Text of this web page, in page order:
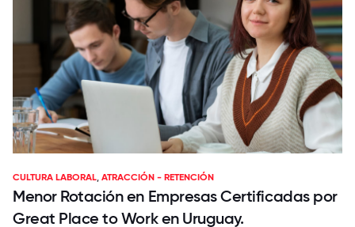
CULTURA LABORAL,ATRACCIÓN - RETENCIÓN
Menor Rotación en Empresas Certificadas por
Great Place to Work en Uruguay.